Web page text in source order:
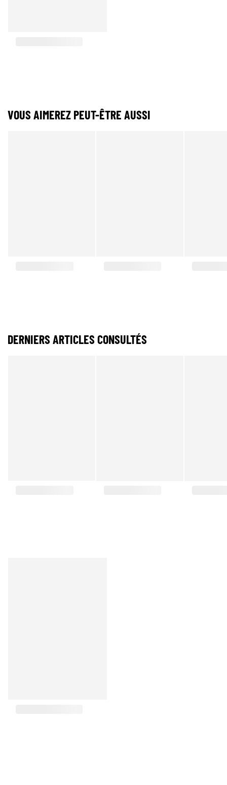
VOUS AIMEREZ PEUT-ÊTRE AUSSI
DERNIERS ARTICLES CONSULTÉS